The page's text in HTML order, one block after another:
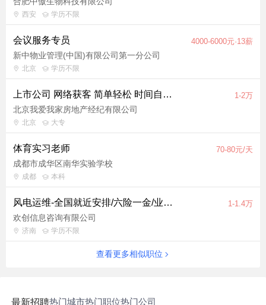
西安 学历不限
会议服务专员 4000-6000元·13薪
新中物业管理(中国)有限公司第一分公司
北京 学历不限
上市公司 网络获客 简单轻松 时间自由 月入1.5万＋ 1-2万
北京我爱我家房地产经纪有限公司
北京 大专
体育实习老师 70-80元/天
成都市成华区南华实验学校
成都 本科
风电运维-全国就近安排/六险一金/业内高薪 1-1.4万
欢创信息咨询有限公司
济南 学历不限
查看更多相似职位
最新招聘热门城市热门职位热门公司